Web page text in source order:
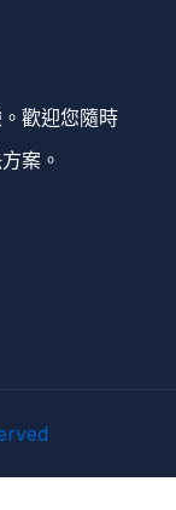
歡迎您隨時
案。